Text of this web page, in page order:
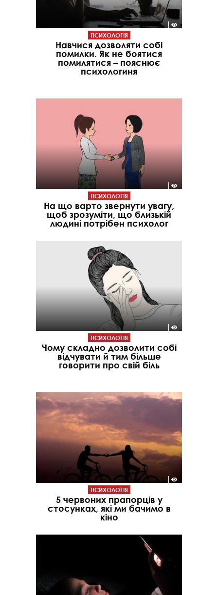
ПСИХОЛОГІЯ
Навчися дозволяти собі
помилки. Як не боятися
помилятися – пояснює
психологиня
ПСИХОЛОГІЯ
На що варто звернути увагу,
щоб зрозуміти, що близькій
людині потрібен психолог
ПСИХОЛОГІЯ
Чому складно дозволити собі
відчувати й тим більше
говорити про свій біль
ПСИХОЛОГІЯ
5 червоних прапорців у
стосунках, які ми бачимо в
кіно